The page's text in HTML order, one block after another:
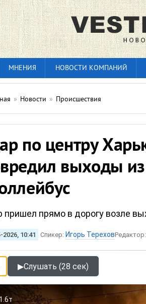
МНЕНИЯ НОВОСТИ КОМПАНИЙ
» Новости » Происшествия
по центру
выходы
пришел прямо в дорогу возле
2026, 10:41 Спикер: Игорь ТереховРедактор:
▶Слушать (28 сек)
1.6т